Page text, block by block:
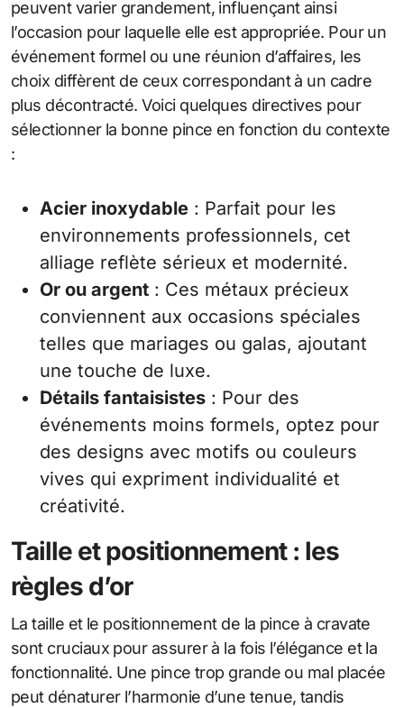
peuvent varier grandement, influençant ainsi
l’occasion pour laquelle elle est appropriée. Pour un
événement formel ou une réunion d’affaires, les
choix diffèrent de ceux correspondant à un cadre
plus décontracté. Voici quelques directives pour
sélectionner la bonne pince en fonction du contexte
:
Acier inoxydable : Parfait pour les
environnements professionnels, cet
alliage reflète sérieux et modernité.
Or ou argent : Ces métaux précieux
conviennent aux occasions spéciales
telles que mariages ou galas, ajoutant
une touche de luxe.
Détails fantaisistes : Pour des
événements moins formels, optez pour
des designs avec motifs ou couleurs
vives qui expriment individualité et
créativité.
Taille et positionnement : les
règles d’or
La taille et le positionnement de la pince à cravate
sont cruciaux pour assurer à la fois l’élégance et la
fonctionnalité. Une pince trop grande ou mal placée
peut dénaturer l’harmonie d’une tenue, tandis